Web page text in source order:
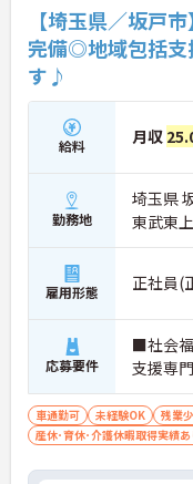
【埼玉県／坂戸
完備◎地域包括支
す♪
給料 月収
勤務地
埼玉県
東武東
雇用形態 正社員(
応募要件
■社会
支援専
車通勤可 未経験OK 残業
産休･育休･介護休暇取得実績あ